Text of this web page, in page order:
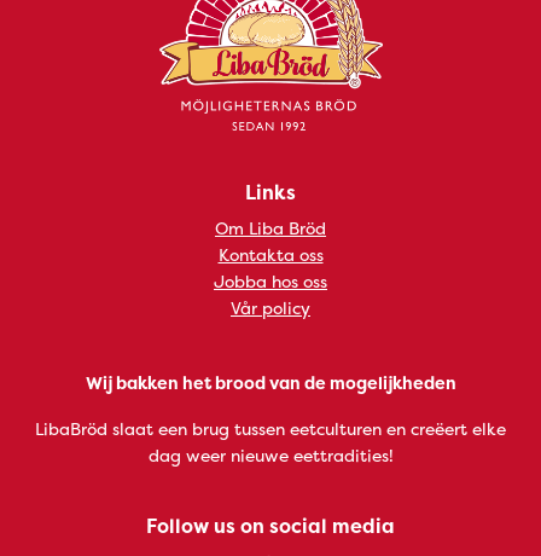
Links
Om Liba Bröd
Kontakta oss
Jobba hos oss
Vår policy
Wij bakken het brood van de mogelijkheden
LibaBröd slaat een brug tussen eetculturen en creëert elke
dag weer nieuwe eettradities!
Follow us on social media